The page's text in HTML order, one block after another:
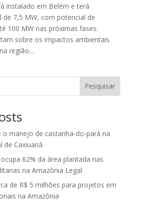
instalado em Belém e terá
de 7,5 MW, com potencial de
100 MW nas próximas fases.
sobre os impactos ambientais
região....
Pesquisar
manejo de castanha-do-pará na
de Caxiuanã
62% da área plantada nas
na Amazônia Legal
de R$ 5 milhões para projetos em
na Amazônia